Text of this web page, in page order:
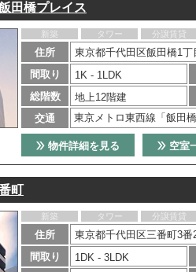
田橋プレイス
新築 タワー 分譲賃貸
住所
東京都千代田区飯田橋1丁
間取り
1K - 1LDK
総階数
地上12階建
交通
東京メトロ東西線「飯田
空室
物件詳細を見る
町
新築 タワー 分譲賃貸
住所
東京都千代田区三番町3番
間取り
1DK - 3LDK